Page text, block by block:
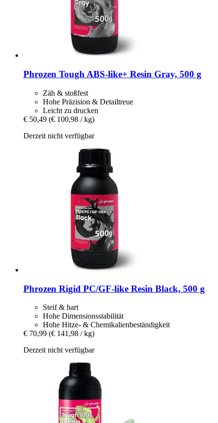
Phrozen Tough ABS-​like+ Resin Gray, 500 g
Zäh & stoßfest
Hohe Präzision & Detailtreue
Leicht zu drucken
€ 50,49 (€ 100,98 / kg)
Derzeit nicht verfügbar
Phrozen Rigid PC/GF-​like Resin Black, 500 g
Steif & hart
Hohe Dimensionsstabilität
Hohe Hitze- & Chemikalienbeständigkeit
€ 70,99 (€ 141,98 / kg)
Derzeit nicht verfügbar